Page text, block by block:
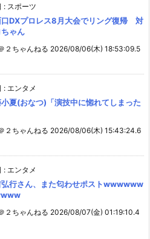
: スポーツ
口DXプロレス8月大会でリング復帰 対
ゃん
２ちゃんねる 2026/08/06(木) 18:53:09.5
: エンタメ
小夏(おなつ)「演技中に惚れてしまった
２ちゃんねる 2026/08/06(木) 15:43:24.6
: エンタメ
弘行さん、また匂わせポストwwwwww
２ちゃんねる 2026/08/07(金) 01:19:10.4